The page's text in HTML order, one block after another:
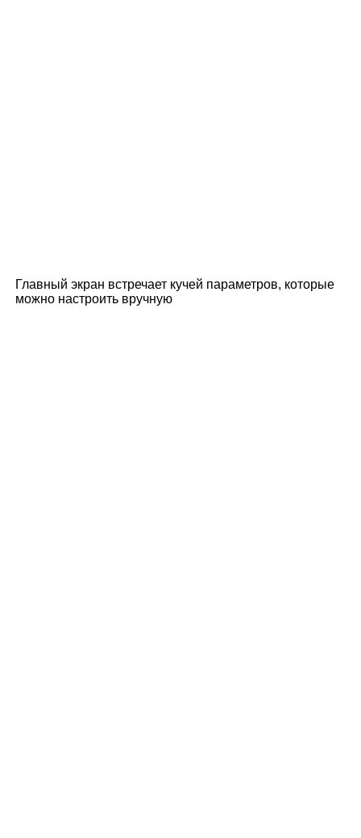
Главный экран встречает кучей параметров, которые
можно настроить вручную